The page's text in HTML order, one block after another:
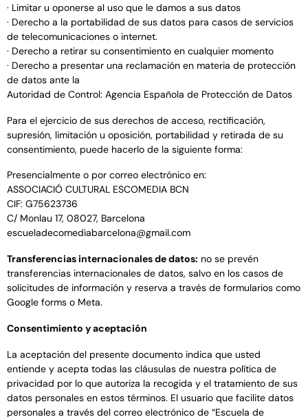
· Limitar u oponerse al uso que le damos a sus datos
· Derecho a la portabilidad de sus datos para casos de servicios
de telecomunicaciones o internet.
· Derecho a retirar su consentimiento en cualquier momento
· Derecho a presentar una reclamación en materia de protección
de datos ante la
Autoridad de Control: Agencia Española de Protección de Datos
Para el ejercicio de sus derechos de acceso, rectificación,
supresión, limitación u oposición, portabilidad y retirada de su
consentimiento, puede hacerlo de la siguiente forma:
Presencialmente o por correo electrónico en:
ASSOCIACIÓ CULTURAL ESCOMEDIA BCN
CIF: G75623736
C/ Monlau 17, 08027, Barcelona
escueladecomediabarcelona@gmail.com
Transferencias internacionales de datos: no se prevén
transferencias internacionales de datos, salvo en los casos de
solicitudes de información y reserva a través de formularios como
Google forms o Meta.
Consentimiento y aceptación
La aceptación del presente documento indica que usted
entiende y acepta todas las cláusulas de nuestra política de
privacidad por lo que autoriza la recogida y el tratamiento de sus
datos personales en estos términos. El usuario que facilite datos
personales a través del correo electrónico de “Escuela de